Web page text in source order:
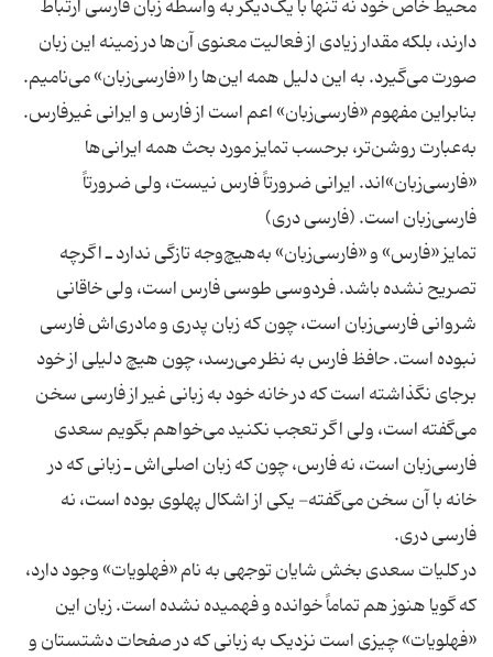
محیط خاص خود نه تنها با یک‌دیگر به واسطه زبان فارسی ارتباط
دارند، بلکه مقدار زیادی از فعالیت معنوی آن‌ها در زمینه این زبان
صورت می‌گیرد. به این دلیل همه این‌ها را «فارسی‌زبان» می‌نامیم.
بنابراین مفهوم «فارسی‌زبان» اعم است از فارس و ایرانی غیرفارس.
به‌عبارت روشن‌تر، برحسب تمایز مورد بحث همه ایرانی‌ها
«فارسی‌زبان»‌اند. ایرانی ضرورتاً فارس نیست، ولی ضرورتاً
تمایز «فارس» و «فارسی‌زبان» به‌هیچ‌وجه تازگی ندارد ـ اگرچه
تصریح نشده باشد. فردوسی طوسی فارس است، ولی خاقانی
شروانی فارسی‌زبان است، چون که زبان پدری و مادری‌اش فارسی
نبوده است. حافظ فارس به نظر می‌رسد، چون هیچ دلیلی از خود
برجای نگذاشته است که در خانه خود به زبانی غیر از فارسی سخن
می‌گفته است، ولی اگر تعجب نکنید می‌خواهم بگویم سعدی
فارسی‌زبان است، نه فارس، چون که زبان اصلی‌اش ـ زبانی که در
خانه با آن سخن می‌گفته- یکی از اشکال پهلوی بوده است، نه
در کلیات سعدی بخش شایان توجهی به نام «فهلویات» وجود دارد،
که گویا هنوز هم تماماً خوانده و فهمیده نشده است. زبان این
«فهلویات» چیزی است نزدیک به زبانی که در صفحات دشتستان و